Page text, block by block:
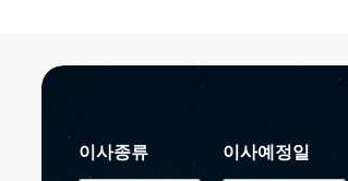
이사종류 이사예정일